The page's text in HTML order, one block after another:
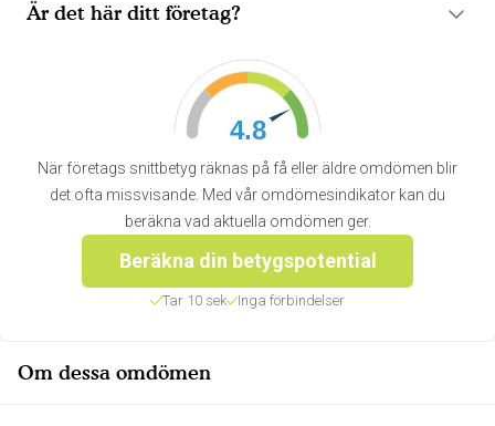
Är det här ditt företag?
4.8
När företags snittbetyg räknas på få eller äldre omdömen blir
det ofta missvisande. Med vår omdömesindikator kan du
beräkna vad aktuella omdömen ger.
Beräkna din betygspotential
Tar 10 sek Inga förbindelser
Om dessa omdömen